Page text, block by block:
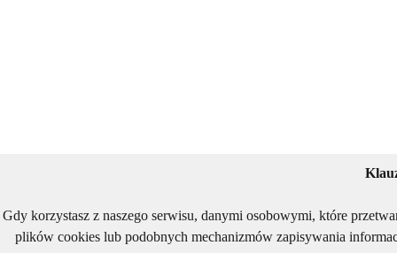
Gdy korzystasz z naszego serwisu, danymi osobowymi, które
plików cookies lub podobnych mechanizmów zapisywania